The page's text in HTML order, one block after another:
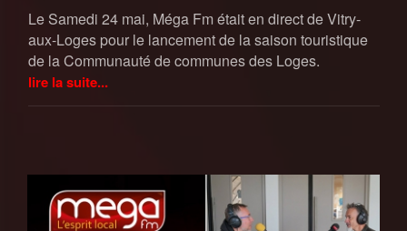
Le Samedi 24 mai, Méga Fm était en direct de Vitry-
aux-Loges pour le lancement de la saison touristique
de la Communauté de communes des Loges.
lire la suite...